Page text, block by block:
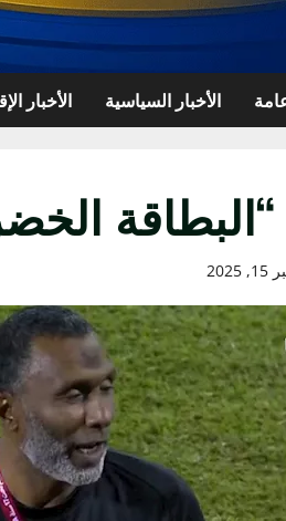
الأخبار السياسية الأخبار